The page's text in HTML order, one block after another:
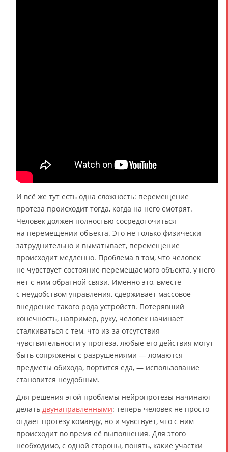
И всё же тут есть одна сложность: перемещение
протеза происходит тогда, когда на него смотрят.
Человек должен полностью сосредоточиться
на перемещении объекта. Это не только физически
затруднительно и выматывает, перемещение
происходит медленно. Проблема в том, что человек
не чувствует состояние перемещаемого объекта, у него
нет с ним обратной связи. Именно это, вместе
с неудобством управления, сдерживает массовое
внедрение такого рода устройств. Потерявший
конечность, например, руку, человек начинает
сталкиваться с тем, что из-за отсутствия
чувствительности у протеза, любые его действия могут
быть сопряжены с разрушениями — ломаются
предметы обихода, портится еда, — использование
становится неудобным.
Для решения этой проблемы нейропротезы начинают
делать двунаправленными: теперь человек не просто
отдаёт протезу команду, но и чувствует, что с ним
происходит во время её выполнения. Для этого
необходимо, с одной стороны, понять, какие участки